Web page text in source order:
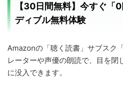
【30日間無料】今すぐ「
ディブル無料体験
Amazonの「聴く読書」サブスク
レーターや声優の朗読で、目を閉
に没入できます。